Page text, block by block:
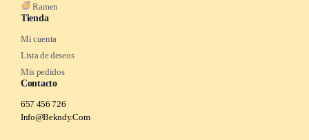
Ramen
Tienda
Mi cuenta
Lista de deseos
Mis pedidos
Contacto
657 456 726
Info@Bekndy.Com